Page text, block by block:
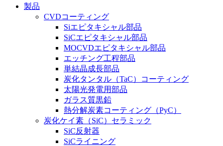
製品
CVDコーティング
Siエピタキシャル部品
SiCエピタキシャル部品
MOCVDエピタキシャル部品
エッチング工程部品
単結晶成長部品
炭化タンタル（TaC）コーティング
太陽光発電用部品
ガラス質黒鉛
熱分解炭素コーティング（PyC）
炭化ケイ素（SiC）セラミック
SiC反射器
SiCライニング